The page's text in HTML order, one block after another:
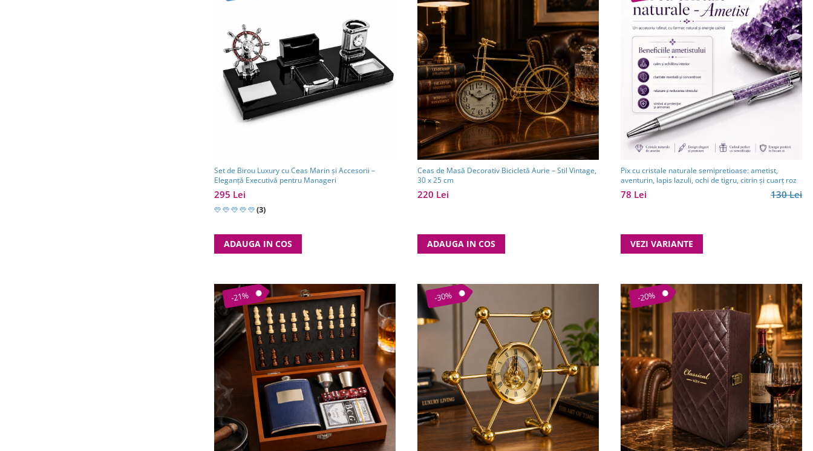
Set de Birou Luxury cu Ceas Marin și Accesorii –
Eleganță Executivă pentru Manageri
295 Lei
(3)
ADAUGA IN COS
Ceas de Masă Decorativ Bicicletă Aurie – Stil Vintage,
30 x 25 cm
220 Lei
ADAUGA IN COS
Pix cu cristale naturale semipretioase: ametist,
aventurin, lapis lazuli, ochi de tigru, citrin și cuarț roz
130 Lei
78 Lei
VEZI VARIANTE
-21% -30% -20%